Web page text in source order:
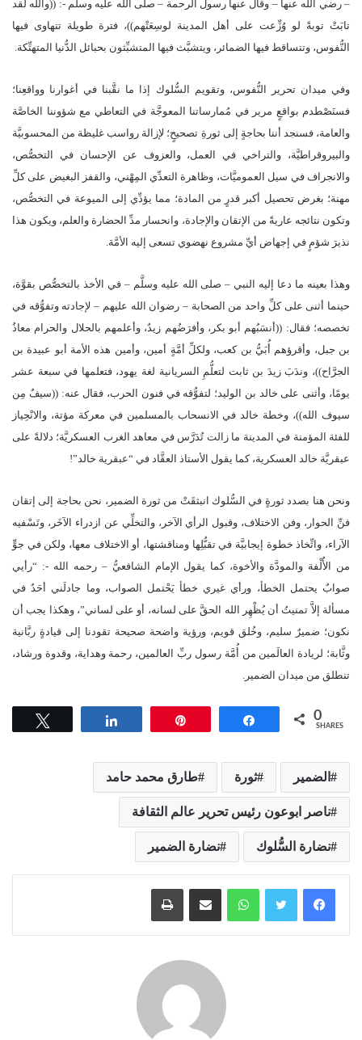
– رضي الله عنها – وقال عنها رسول الرحمة – صلَّى الله عليه وسلم -: ((والله لقد
تابَتْ توبةً لو وُزِّعت على أهل المدينة لوسِعَتْهم))، فترة طويلة تتهاوى فيها
النُّفوس، وتتساقط فيها الضمائر، ويتشبَّث فيها المتشبِّثون بحبائل الدُّنيا المتهتِّكة.
وفي ميدان تحرير النُّفوس، وتقويم السُّلوك إذا ما نقَّبنا في أغوارنا وواقعِنا؛
فسنَصْطدم بواقعٍ مرير في مُمارساتنا المعوجَّة في التعاطي مع شؤوننا الخاصَّة
والعامة، فسنجد أننا بحاجةٍ إلى ثورةِ تصحيحٍ؛ لإزالة رواسب غليظة من المحسوبيَّة
والبيروقراطيَّة، والتراخي في العمل، والعزوف عن الإحسان في التخصُّص،
والانجراف في سيل العموميَّات، وظاهرة التعدِّي المِهْني، والقفز البغيض على كلِّ
مهنة؛ بغرض تحصيل أكبر قدرٍ من المادة؛ مما يؤدِّي إلى الميوعة في التخصُّص،
وتكون نتائجه عاريةً من الإتقان والإجادة، وانحسار مدِّ الحضارة والعلم، ويكون هذا
نذيرَ شؤمٍ في إجهاض أيِّ مشروع نهضوي تسعى إليه الأمَّة.
وهذا بعينه ما دعا إليه النبي – صلى الله عليه وسلَّم – في الأخذ بالتخصُّص بقوَّة،
حينما أثنى على كلِّ واحد من الصحابة – رضوان الله عليهم – لإجادته وتفوُّقه في
تخصصه؛ فقال: ((أنسَبُهم أبو بكر، وأفرَضُهم زيدٌ، وأعلمهم بالحلال والحرام معاذُ
بن جبل، وأقرؤهم أُبَيُّ بن كعب، ولكلِّ أمَّةٍ أمين، وأمين هذه الأمة أبو عبيدة بن
الجرَّاح))، وندَبَ زيدَ بن ثابت لتعلُّمِ السريانية لغة يهود، فتعلمها في سبعة عشر
يومًا، وأثنى على خالد بن الوليد؛ لتفوُّقه في فنون الحرب، فقال عنه: ((سيفٌ مِن
سيوف الله))، وخطة خالد في الانسحاب بالمسلمين في معركة مؤتة، والانْحِياز
للفئة المؤمنة في المدينة ما زالت تُدَرَّس في معاهد الغرب العسكريَّة؛ دلالةً على
عبقريَّة خالد العسكرية، كما يقول الأستاذ العقَّاد في “عبقرية خالد”!
ونحن هنا بصدد ثورةٍ في السُّلوك انبثقَتْ من ثورة الضمير، نحن بحاجة إلى إتقان
فنِّ الحوار، وفن الاختلاف، وقبول الرأي الآخر، والتخلِّي عن ازدراء الآخَر، وتَسْفيه
الآراء، واتِّخاذ خطوة إيجابيَّة في تقبُّلِها ومناقشتها، أو الاختلاف معها، ولكن في جوٍّ
من الأُلْفة والمودَّة والأخوة، كما يقول الإمام الشافعيُّ – رحمه الله -: “رأيي
صوابٌ يحتمل الخطأ، ورأي غيري خطأ يَحْتمل الصواب، وما جادلَني أحَدٌ في
مسألة إلاَّ تمنيتُ أن يُظْهِر الله الحقَّ على لسانه، أو على لساني”، وهكذا يجب أن
نكون؛ ضميرٌ سليم، وخُلق قويم، ورؤية واضحة صحيحة تقودنا إلى قيادةٍ ربَّانية
وثَّابة؛ لريادة العالَمين من أُمَّة رسول ربِّ العالمين، رحمة وهداية، وقدوة ورشاد،
تنطلق من ميدان الضمير.
Share 0
SHARES
الضمير ثورة طارق محمد حامد
ناصر ابوعون رئيس تحرير عالم الثقافة
نضارة السُّلوك نضارة الضمير
واتساب مشاركة عبر البريد طباعة